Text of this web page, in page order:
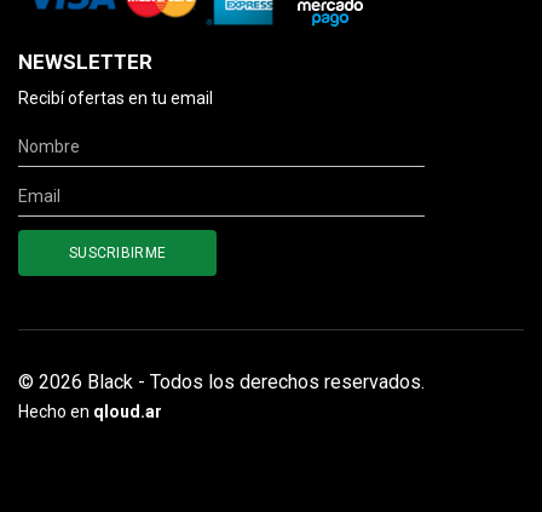
NEWSLETTER
Recibí ofertas en tu email
© 2026 Black - Todos los derechos reservados.
Hecho en qloud.ar